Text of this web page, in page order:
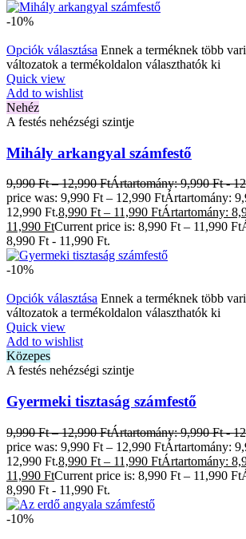
-10%
Opciók választása Ennek a terméknek több
változatok a termékoldalon választhatók ki
Quick view
Add to wishlist
Nehéz
A festés nehézségi szintje
Mihály arkangyal számfestő
9,990Ft – 12,990FtÁrtartomány: 9,990 Ft -
price was: 9,990 Ft – 12,990 FtÁrtartomány:
12,990 Ft.8,990 Ft – 11,990 FtÁrtartomány:
11,990 FtCurrent price is: 8,990 Ft – 11,990
8,990 Ft - 11,990 Ft.
-10%
Opciók választása Ennek a terméknek több
változatok a termékoldalon választhatók ki
Quick view
Add to wishlist
Közepes
A festés nehézségi szintje
Gyermeki tisztaság számfestő
9,990Ft – 12,990FtÁrtartomány: 9,990 Ft -
price was: 9,990 Ft – 12,990 FtÁrtartomány:
12,990 Ft.8,990 Ft – 11,990 FtÁrtartomány:
11,990 FtCurrent price is: 8,990 Ft – 11,990
8,990 Ft - 11,990 Ft.
-10%